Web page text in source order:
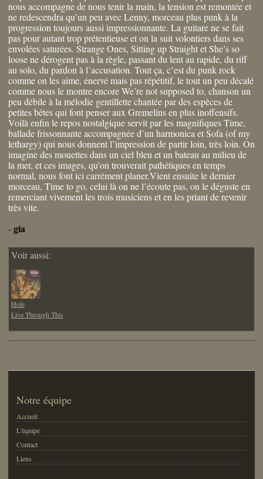
nous accompagne de nous tenir la main, la tension est remontée et
ne redescendra qu’un peu avec Lenny, morceau plus punk à la
progression toujours aussi impressionnante. La guitare ne se fait
pas pour autant trop prétentieuse et on la suit volontiers dans ses
envolées saturées. Strange Ones, Sitting up Straight et She’s so
loose ne dérogent pas à la règle, passant du lent au rapide, du riff
au solo, du pardon à l’accusation. Tout ça, c’est du punk rock
comme on les aime, énervé mais pas répétitif, le tout un peu décalé
comme nous le montre encore We’re not supposed to, chanson un
peu débile à la mélodie gentillette chantée par des espèces de
petites bêtes qui font penser aux Gremelins en plus inoffensifs.
Voilà enfin le repos nostalgique servit par les magnifiques Time,
ballade frissonnante accompagnée d’un harmonica et Sofa (of my
lethargy) qui nous donnent l’impression de partir loin, très loin. On
imagine des mouettes dans un ciel bleu et un bateau au milieu de
la mer, et ces images, qu’on trouverait pathétiques en temps
normal, nous font ici carrément planer.Vient ensuite le dernier
morceau, Time to go, celui là on ne l’écoute pas, on le déguste en
remerciant vivement les trois musiciens et en les priant de revenir
très vite.
-gia
Voir aussi:
Hole
Live Through This
Notre équipe
Accueil
L'équipe
Contact
Liens